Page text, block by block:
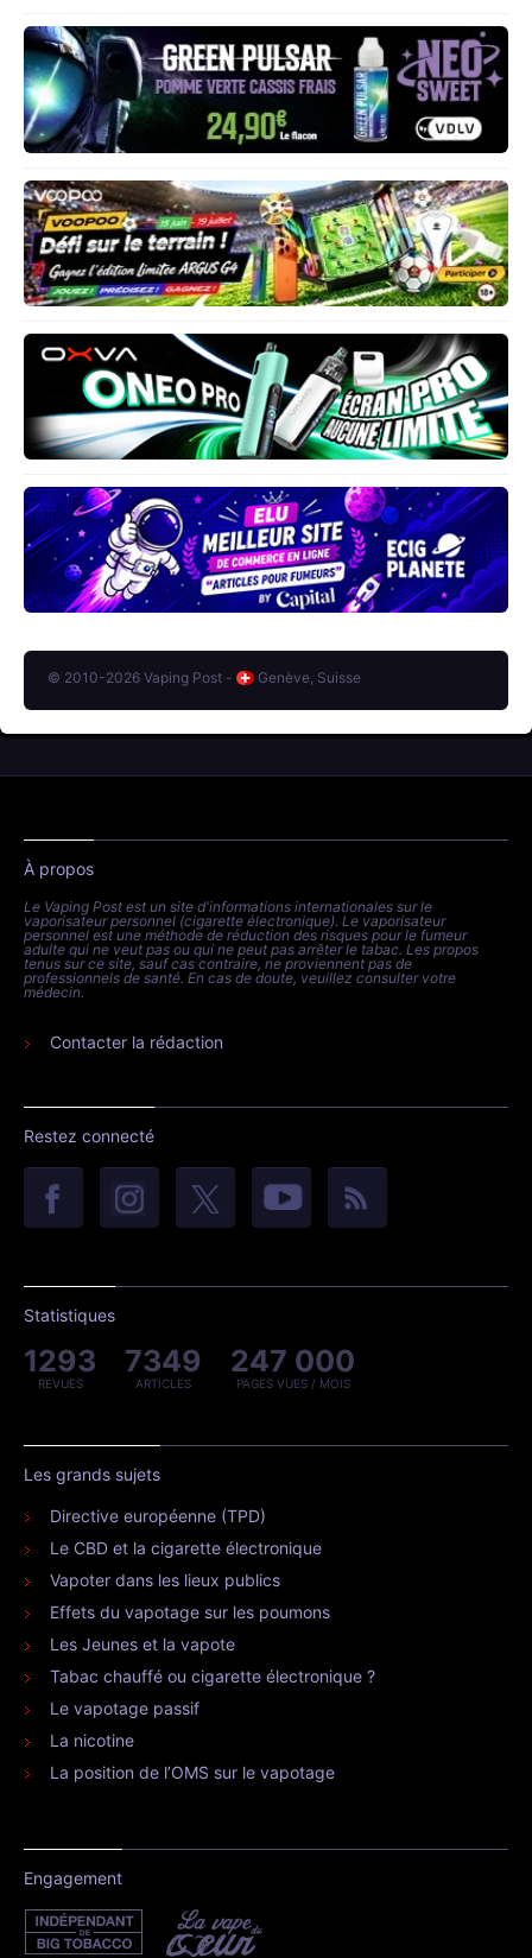
© 2010-2026 Vaping Post - Genève, Suisse
À propos
Le Vaping Post est un site d'informations internationales sur le
vaporisateur personnel (cigarette électronique). Le vaporisateur
personnel est une méthode de réduction des risques pour le fumeur
adulte qui ne veut pas ou qui ne peut pas arrêter le tabac. Les propos
tenus sur ce site, sauf cas contraire, ne proviennent pas de
professionnels de santé. En cas de doute, veuillez consulter votre
médecin.
Contacter la rédaction
Restez connecté
Statistiques
1293
REVUES
7349
ARTICLES
247 000
PAGES VUES / MOIS
Les grands sujets
Directive européenne (TPD)
Le CBD et la cigarette électronique
Vapoter dans les lieux publics
Effets du vapotage sur les poumons
Les Jeunes et la vapote
Tabac chauffé ou cigarette électronique ?
Le vapotage passif
La nicotine
La position de l’OMS sur le vapotage
Engagement